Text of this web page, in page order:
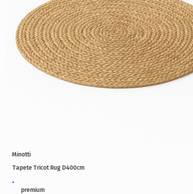
premium
Tapete Tricot Rug D400cm
Minotti